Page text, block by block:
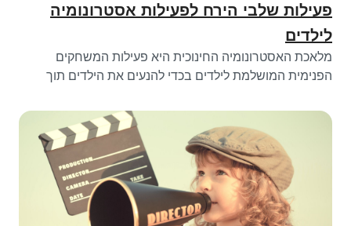
פעילות שלבי הירח לפעילות אסטרונומיה
לילדים
מלאכת האסטרונומיה החינוכית היא פעילות המשחקים
הפנימית המושלמת לילדים בכדי להנעים את הילדים תוך